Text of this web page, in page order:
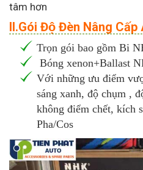
tâm hơn
II.Gói Độ Đèn Nâng Cấp
Trọn gói bao gồm Bi
Bóng xenon+Ballast
Với những ưu điểm
sáng xanh, độ chụm ,
không điểm chết, kích
Pha/Cos